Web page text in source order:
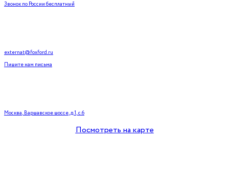
Звонок по России бесплатный
externat@foxford.ru
Пишите нам письма
Москва, Варшавское шоссе, д.1, с.6
Посмотреть на карте